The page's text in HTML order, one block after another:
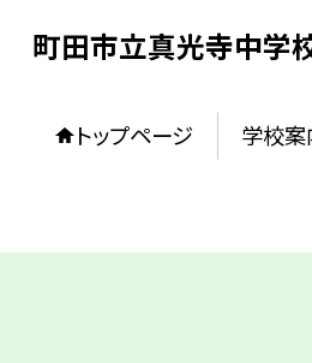
町田市立真光寺中学
トップページ 学校案